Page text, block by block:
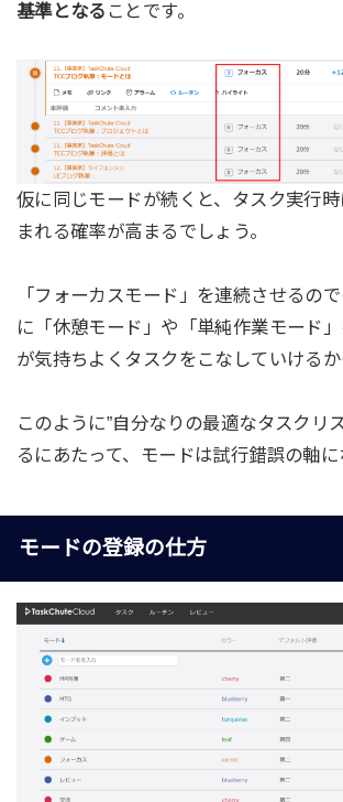
基準となる ことです。
仮に同じモードが続くと、タスク実行
まれる確率が高まるでしょう。
「フォーカスモード」を連続させるの
に「休憩モード」や「単純作業モード
が気持ちよくタスクをこなしていけるか
このように”自分なりの最適なタスクリ
るにあたって、モードは試行錯誤の軸に
モードの登録の仕方